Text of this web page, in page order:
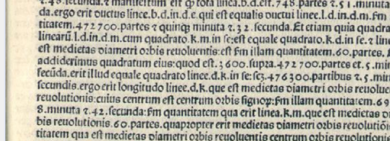
Conference
Arabic Works
Arabic Manuscripts
Latin Works
Latin Manuscripts
Latin Early Prints